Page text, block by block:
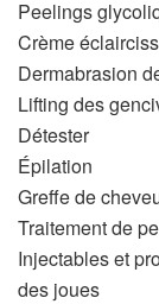
Peelings
Crème
Dermabrasion
Lifting des
Détester
Épilation
Greffe de
Traitement de
Injectables et
des joues